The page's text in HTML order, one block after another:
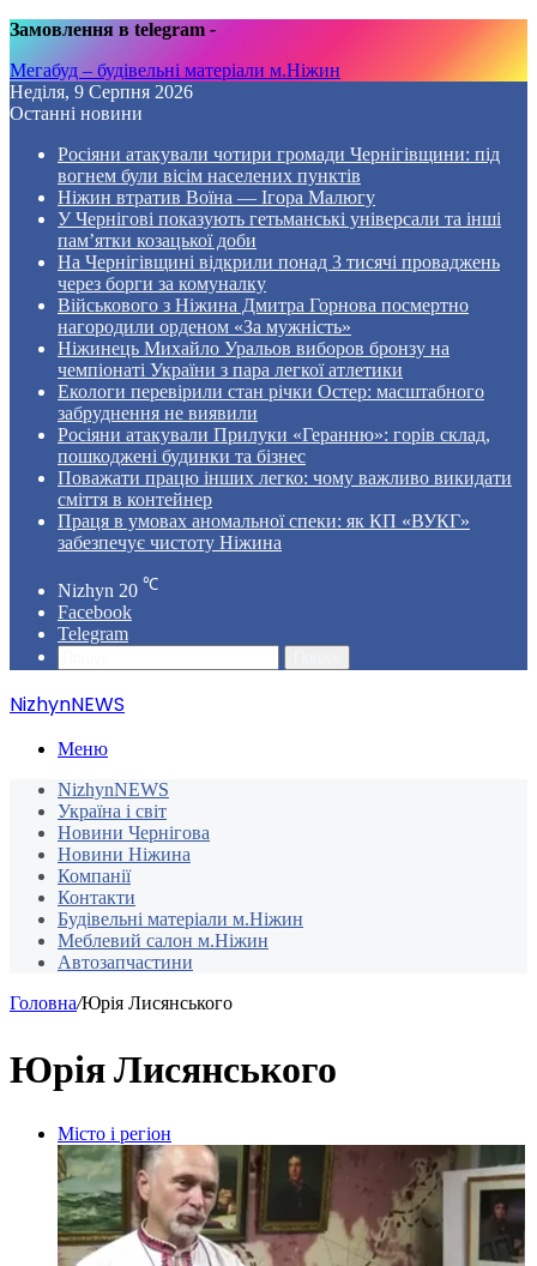
Замовлення в telegram -
Мегабуд – будівельні матеріали м.Ніжин
Неділя, 9 Серпня 2026
Останні новини
Росіяни атакували чотири громади Чернігівщини: під
вогнем були вісім населених пунктів
Ніжин втратив Воїна — Ігора Малюгу
У Чернігові показують гетьманські універсали та інші
пам’ятки козацької доби
На Чернігівщині відкрили понад 3 тисячі проваджень
через борги за комуналку
Військового з Ніжина Дмитра Горнова посмертно
нагородили орденом «За мужність»
Ніжинець Михайло Уральов виборов бронзу на
чемпіонаті України з пара легкої атлетики
Екологи перевірили стан річки Остер: масштабного
забруднення не виявили
Росіяни атакували Прилуки «Геранню»: горів склад,
пошкоджені будинки та бізнес
Поважати працю інших легко: чому важливо викидати
сміття в контейнер
Праця в умовах аномальної спеки: як КП «ВУКГ»
забезпечує чистоту Ніжина
Nizhyn 20 ℃
Facebook
Telegram
NizhynNEWS
Меню
NizhynNEWS
Україна і світ
Новини Чернігова
Новини Ніжина
Компанії
Контакти
Будівельні матеріали м.Ніжин
Меблевий салон м.Ніжин
Автозапчастини
Головна/Юрія Лисянського
Юрія Лисянського
Місто і регіон